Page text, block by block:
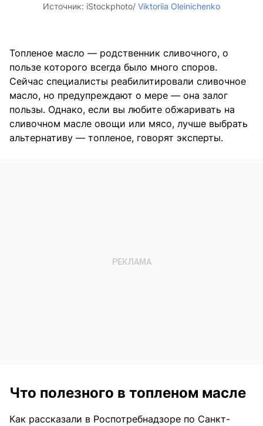
Источник: iStockphoto/ Viktoriia Oleinichenko
Топленое масло — родственник сливочного, о
пользе которого всегда было много споров.
Сейчас специалисты реабилитировали сливочное
масло, но предупреждают о мере — она залог
пользы. Однако, если вы любите обжаривать на
сливочном масле овощи или мясо, лучше выбрать
альтернативу — топленое, говорят эксперты.
Что полезного в топленом масле
Как рассказали в Роспотребнадзоре по Санкт-